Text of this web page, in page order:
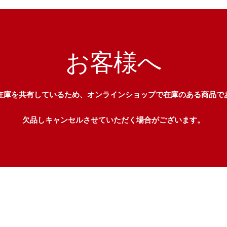
お客様へ
庫を共有しているため、オンラインショップで在庫のある商品で
欠品しキャンセルさせていただく場合がございます。